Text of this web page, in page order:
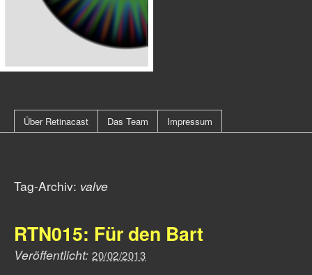
Über Retinacast Das Team Impressum
Tag-Archiv: valve
RTN015: Für den Bart
Veröffentlicht: 20/02/2013